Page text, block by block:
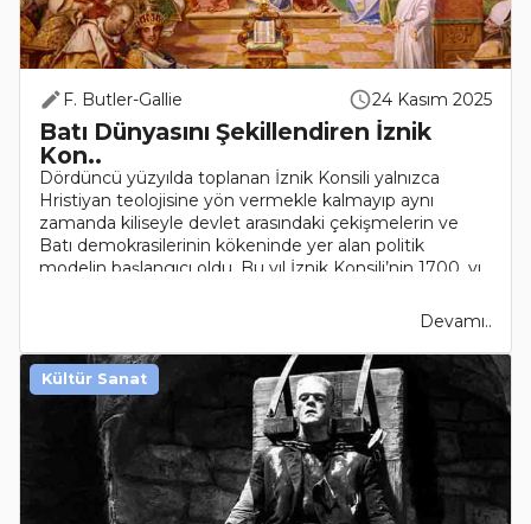
F. Butler-Gallie 24 Kasım 2025
Batı Dünyasını Şekillendiren İznik
Kon..
Dördüncü yüzyılda toplanan İznik Konsili yalnızca
Hristiyan teolojisine yön vermekle kalmayıp aynı
zamanda kiliseyle devlet arasındaki çekişmelerin ve
Batı demokrasilerinin kökeninde yer alan politik
modelin başlangıcı oldu. Bu yıl İznik Konsili’nin 1700. yı..
Devamı..
Kültür Sanat